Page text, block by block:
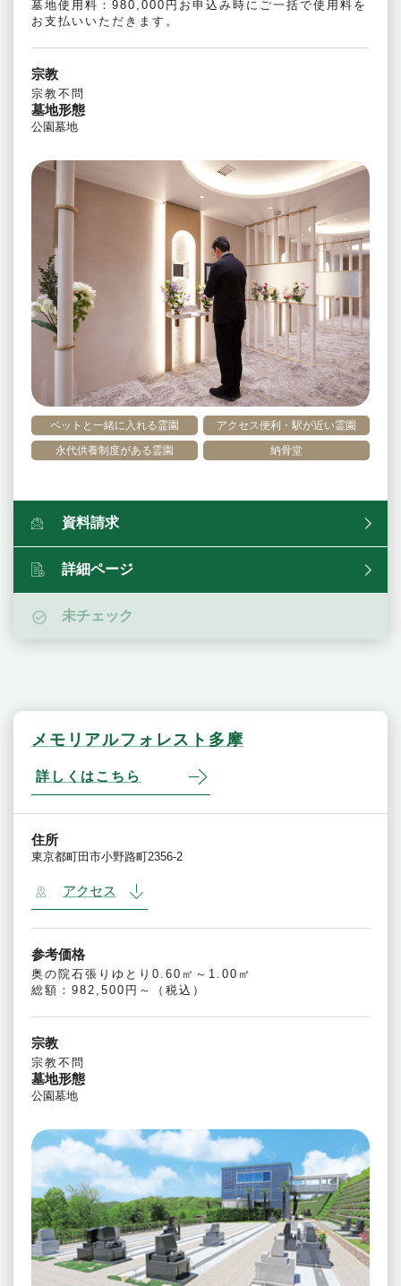
ペットと一緒に入れる霊園
アクセス便利・駅が近い霊園
永代供養制度がある霊園
納骨堂
墓地使用料：980,000円お申込み時にご一括で使用料を
お支払いいただきます。
宗教
宗教不問
墓地形態
公園墓地
資料請求
詳細ページ
未チェック
メモリアルフォレスト多摩
詳しくはこちら
住所
東京都町田市小野路町2356-2
アクセス
参考価格
奥の院石張りゆとり0.60㎡～1.00㎡
総額：982,500円～（税込）
宗教
宗教不問
墓地形態
公園墓地